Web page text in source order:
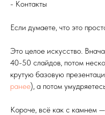
- Контакты
Если думаете, что это
Это целое искусство.
40-50 слайдов, потом
крутую базовую
ранее), а потом
Короче, всё как с камнем